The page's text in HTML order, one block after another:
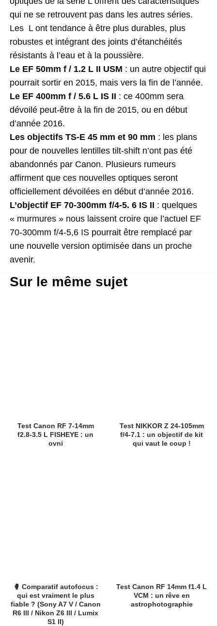
qui ne se retrouvent pas dans les autres séries.
Les L ont tendance à être plus durables, plus
robustes et intégrant des joints d’étanchéités
résistants à l’eau et à la poussière.
Le EF 50mm f / 1.2 L II USM : un autre objectif qui
pourrait sortir en 2015, mais vers la fin de l’année.
Le EF 400mm f / 5.6 L IS II : ce 400mm sera
dévoilé peut-être à la fin de 2015, ou en début
d’année 2016.
Les objectifs TS-E 45 mm et 90 mm : les plans
pour de nouvelles lentilles tilt-shift n’ont pas été
abandonnés par Canon. Plusieurs rumeurs
affirment que ces nouvelles optiques seront
officiellement dévoilées en début d’année 2016.
L’objectif EF 70-300mm f/4-5. 6 IS II : quelques
« murmures » nous laissent croire que l’actuel EF
70-300mm f/4-5,6 IS pourrait être remplacé par
une nouvelle version optimisée dans un proche
avenir.
Sur le même sujet
Test Canon RF 7-14mm
f2.8-3.5 L FISHEYE : un
ovni
Test NIKKOR Z 24-105mm
f/4-7.1 : un objectif de kit
qui vaut le coup !
🥊 Comparatif autofocus :
qui est vraiment le plus
fiable ? (Sony A7 V / Canon
R6 III / Nikon Z6 III / Lumix
S1 II)
Test Canon RF 14mm f1.4 L
VCM : un rêve en
astrophotographie